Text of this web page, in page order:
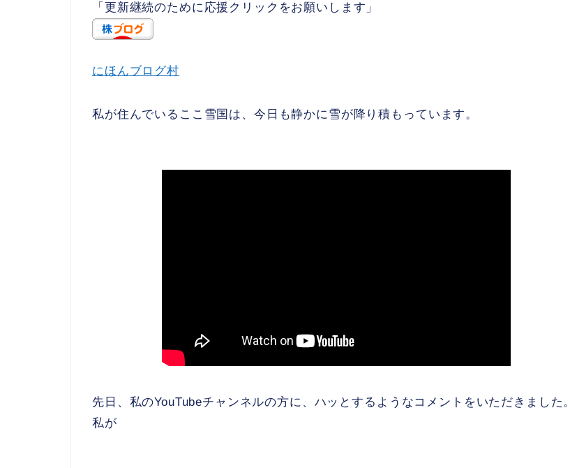
「更新継続のために応援クリックをお願いします」
にほんブログ村
私が住んでいるここ雪国は、今日も静かに雪が降り積もっています。
先日、私のYouTubeチャンネルの方に、ハッとするようなコメントをいただきました。
私が